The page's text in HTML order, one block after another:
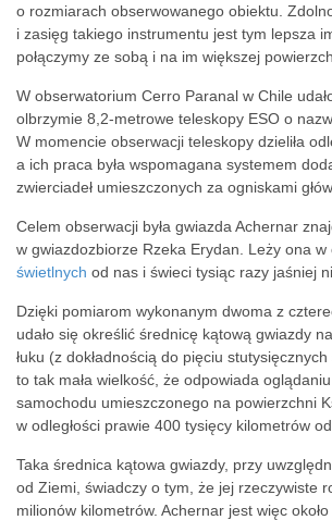
o rozmiarach obserwowanego obiektu.
i zasięg takiego instrumentu jest tym lepsza
połączymy ze sobą i na im większej
W obserwatorium Cerro Paranal w Chile
olbrzymie 8,2-metrowe teleskopy ESO o
W momencie obserwacji teleskopy dzieliła
a ich praca była wspomagana systemem
zwierciadeł umieszczonych za ogniskami
Celem obserwacji była gwiazda Achernar
w gwiazdozbiorze Rzeka Erydan. Leży ona w
świetlnych od nas i świeci tysiąc razy jaśniej
Dzięki pomiarom wykonanym dwoma z
udało się określić średnicę kątową gwiazdy
łuku (z dokładnością do pięciu
to tak mała wielkość, że odpowiada
samochodu umieszczonego na powierzchni
w odległości prawie 400 tysięcy kilometrów od
Taka średnica kątowa gwiazdy, przy
od Ziemi, świadczy o tym, że jej rzeczywiste
milionów kilometrów. Achernar jest więc